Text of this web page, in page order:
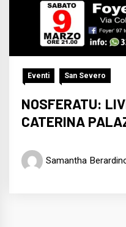
Eventi San Severo
NOSFERATU:
CATERINA
Samantha